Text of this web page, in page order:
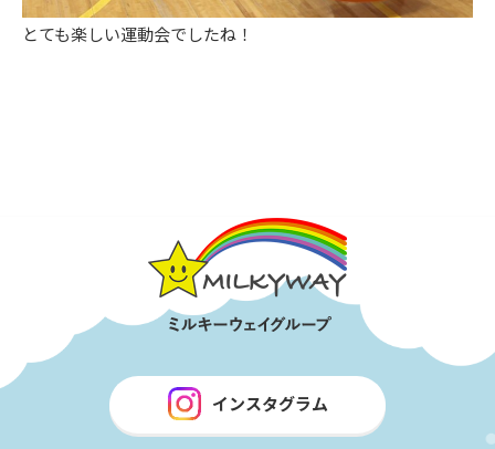
とても楽しい運動会でしたね！
インスタグラム